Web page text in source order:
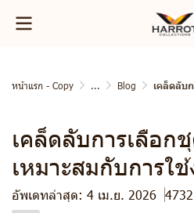
หน้าแรก - Copy ... Blog เคล็ดลับกา
เคล็ดลับการเลือก
เหมาะสมกับการใ
อัพเดทล่าสุด: 4 เม.ย. 2026